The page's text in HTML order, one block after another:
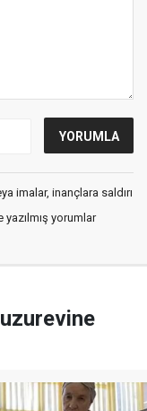
imalar, inançlara saldırı
yorumlar